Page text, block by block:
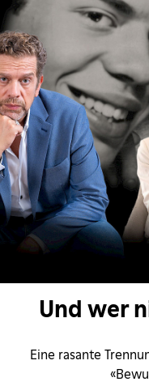
Und wer
Eine rasante